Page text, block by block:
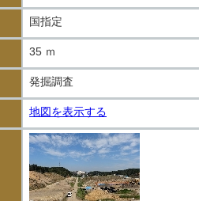
国指定
35 ｍ
発掘調査
地図を表示する